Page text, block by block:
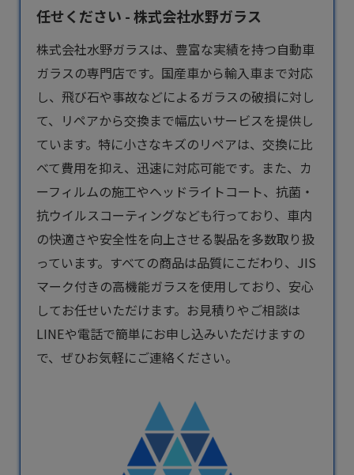
任せください - 株式会社水野ガラス
株式会社水野ガラスは、豊富な実績を持つ自動車
ガラスの専門店です。国産車から輸入車まで対応
し、飛び石や事故などによるガラスの破損に対し
て、リペアから交換まで幅広いサービスを提供し
ています。特に小さなキズのリペアは、交換に比
べて費用を抑え、迅速に対応可能です。また、カ
ーフィルムの施工やヘッドライトコート、抗菌・
抗ウイルスコーティングなども行っており、車内
の快適さや安全性を向上させる製品を多数取り扱
っています。すべての商品は品質にこだわり、JIS
マーク付きの高機能ガラスを使用しており、安心
してお任せいただけます。お見積りやご相談は
LINEや電話で簡単にお申し込みいただけますの
で、ぜひお気軽にご連絡ください。